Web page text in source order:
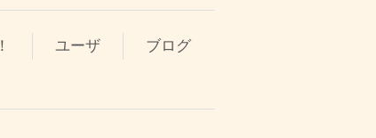
ユーザ
ブログ